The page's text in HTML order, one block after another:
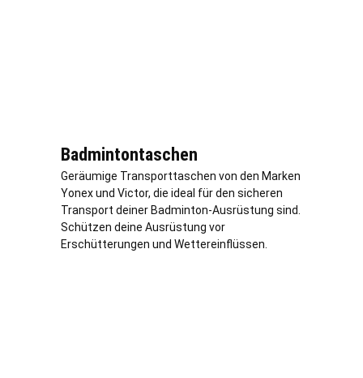
Badmintontaschen
Geräumige Transporttaschen von den Marken
Yonex und Victor, die ideal für den sicheren
Transport deiner Badminton-Ausrüstung sind.
Schützen deine Ausrüstung vor
Erschütterungen und Wettereinflüssen.